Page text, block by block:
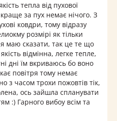
тепла від пухової
за пух немає нічого. З
ковдри, тому відразу
розмірі як тільки
маю сказати, так це те що
відмінна, легке тепле,
дні їм вкриваюсь бо воно
повітря тому немає
з часом трохи пожовтів тік,
ось зайшла спланувати
:) Гарного вибоу всім та